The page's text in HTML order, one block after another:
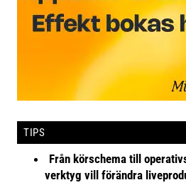
TIPS
Från körschema till
verktyg vill förändra